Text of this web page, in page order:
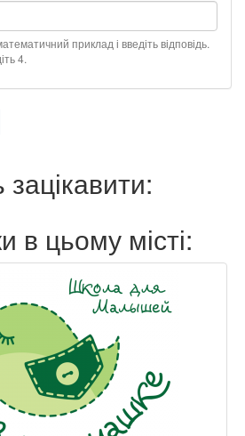
приклад і введіть відповідь.
4.
в цьому місті: